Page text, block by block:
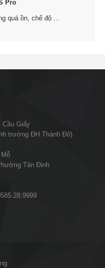
Pro
quá ồn, chế độ ...
Cầu Giấy
trường ĐH Thành Đô)
Tân Định